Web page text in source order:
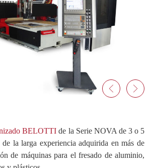
BELOTTI de la Serie NOVA de 3 o 5
de la larga experiencia adquirida en más de
de máquinas para el fresado de aluminio,